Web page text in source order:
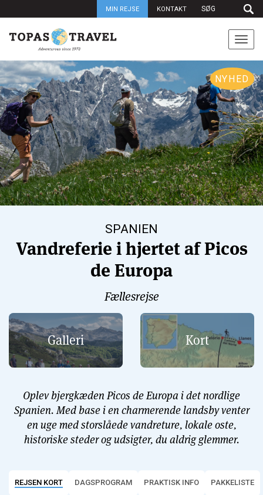
MIN REJSE KONTAKT
NYHED
SPANIEN
Vandreferie i hjertet af Picos
de Europa
Fællesrejse
Galleri Kort
Oplev bjergkæden Picos de Europa i det nordlige
Spanien. Med base i en charmerende landsby venter
en uge med storslåede vandreture, lokale oste,
historiske steder og udsigter, du aldrig glemmer.
REJSEN KORT DAGSPROGRAM PRAKTISK INFO PAKKELISTE